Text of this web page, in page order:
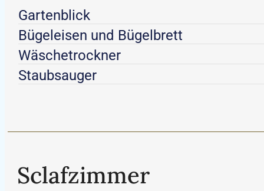
Gartenblick
Bügeleisen und Bügelbrett
Wäschetrockner
Staubsauger
Sclafzimmer